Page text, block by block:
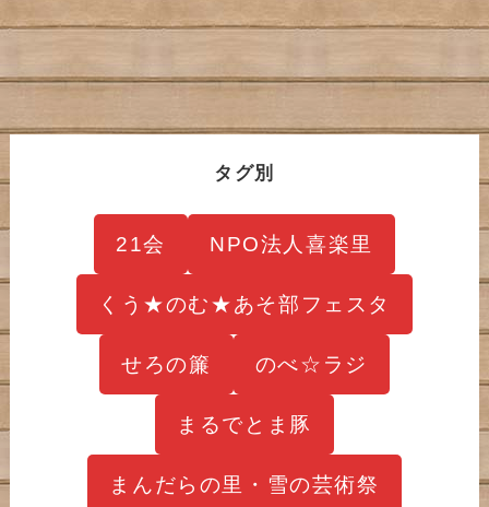
タグ別
21会 NPO法人喜楽里
くう★のむ★あそ部フェスタ
せろの簾 のべ☆ラジ
まるでとま豚
まんだらの里・雪の芸術祭